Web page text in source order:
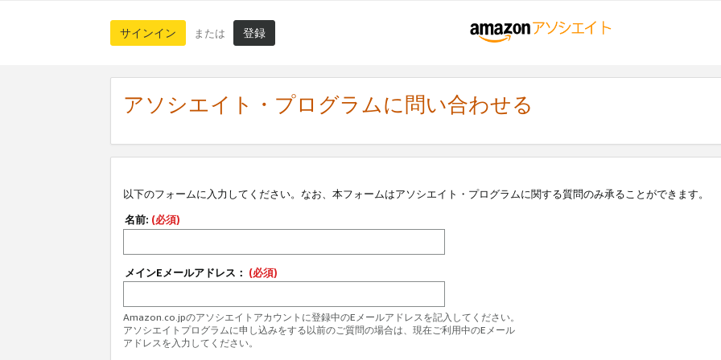
サインイン または 登録
アソシエイト・プログラムに問い合わせる
以下のフォームに入力してください。なお、本フォームはアソシエイト・プログラムに関する質問のみ承ることができます。
名前: (必須)
メインEメールアドレス： (必須)
Amazon.co.jpのアソシエイトアカウントに登録中のEメールアドレスを記入してください。
アソシエイトプログラムに申し込みをする以前のご質問の場合は、現在ご利用中のEメール
アドレスを入力してください。